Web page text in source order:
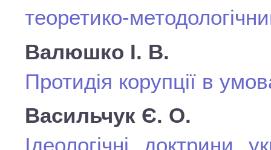
теоретико-
Валюшко І. В.
Протидія корупції в
Васильчук Є. О.
Ідеологічні доктрини